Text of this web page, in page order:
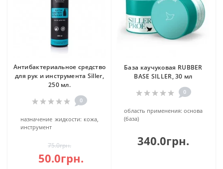
Антибактериальное средство
для рук и инструмента Siller,
250 мл.
0
назначение жидкости: кожа,
инструмент
75.0грн.
50.0грн.
База каучуковая RUBBER
BASE SILLER, 30 мл
0
область применения: основа
(база)
340.0грн.